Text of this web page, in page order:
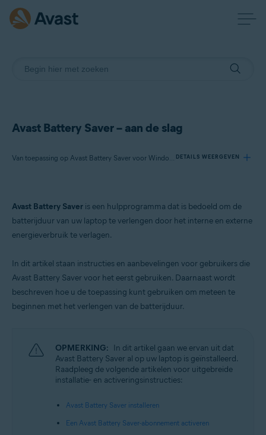
Avast Battery Saver – aan de slag
Van toepassing op Avast Battery Saver voor Windows DETAILS WEERGEVEN
Producten:
Avast Battery Saver 22.x voor Windows
Microsoft Windows 11 Home / Pro / Enterprise / Education
Microsoft Windows 8.1 / Pro / Enterprise – 32-/64-bits
Microsoft Windows 8 / Pro / Enterprise – 32-/64-bits
Microsoft Windows 7 Home Basic / Home Premium / Professional /
Avast Battery Saver is een hulpprogramma dat is bedoeld om de
batterijduur van uw laptop te verlengen door het interne en externe
energieverbruik te verlagen.
In dit artikel staan instructies en aanbevelingen voor gebruikers die
Avast Battery Saver voor het eerst gebruiken. Daarnaast wordt
beschreven hoe u de toepassing kunt gebruiken om meteen te
beginnen met het verlengen van de batterijduur.
OPMERKING: In dit artikel gaan we ervan uit dat
Avast Battery Saver al op uw laptop is geïnstalleerd.
Raadpleeg de volgende artikelen voor uitgebreide
installatie- en activeringsinstructies:
Avast Battery Saver installeren
Een Avast Battery Saver-abonnement activeren